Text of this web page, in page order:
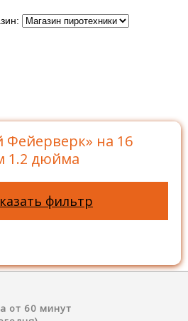
Фейерверк» на 16
1.2 дюйма
фильтр
от 60 минут